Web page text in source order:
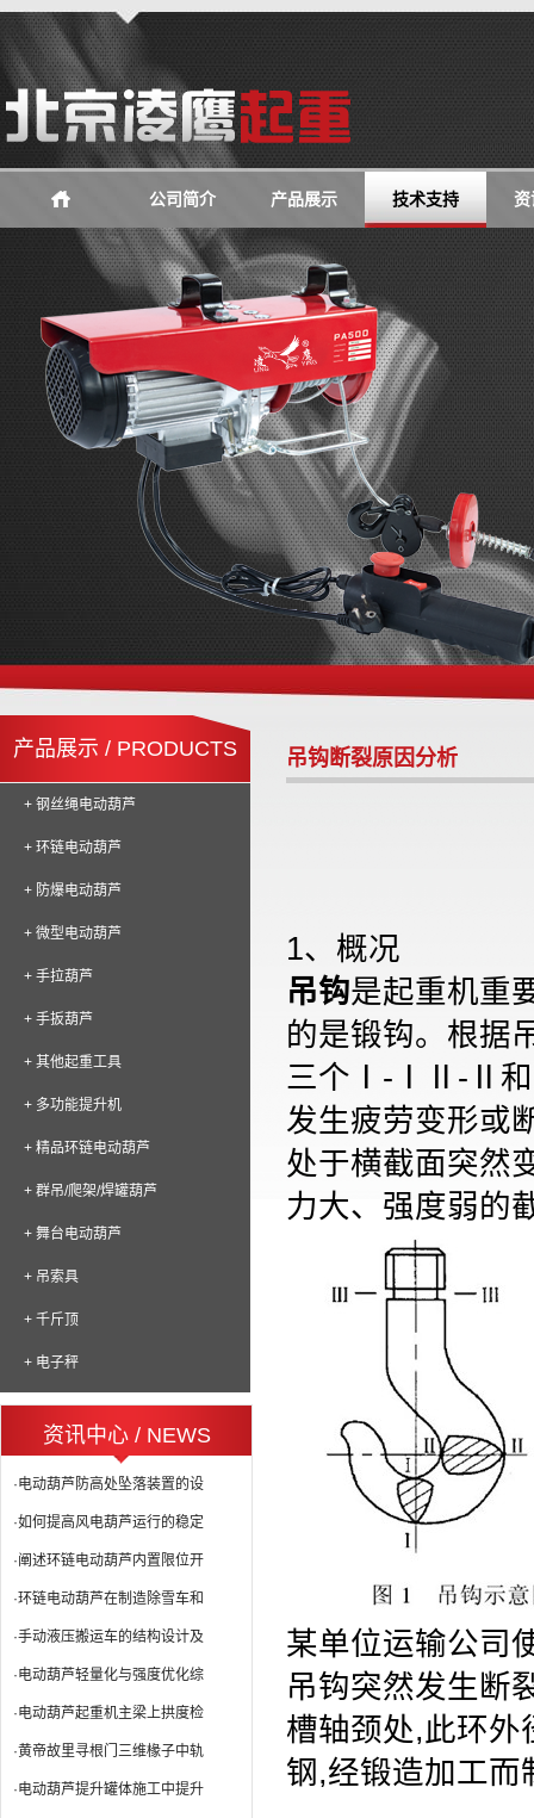
公司简介 产品展示 技术支持
产品展示 / PRODUCTS
+ 钢丝绳电动葫芦
+ 环链电动葫芦
+ 防爆电动葫芦
+ 微型电动葫芦
+ 手拉葫芦
+ 手扳葫芦
+ 其他起重工具
+ 多功能提升机
+ 精品环链电动葫芦
+ 群吊/爬架/焊罐葫芦
+ 舞台电动葫芦
+ 吊索具
+ 千斤顶
+ 电子秤
资讯中心 / NEWS
·电动葫芦防高处坠落装置的设
·如何提高风电葫芦运行的稳定
·阐述环链电动葫芦内置限位开
·环链电动葫芦在制造除雪车和
·手动液压搬运车的结构设计及
·电动葫芦轻量化与强度优化综
·电动葫芦起重机主梁上拱度检
·黄帝故里寻根门三维椽子中轨
·电动葫芦提升罐体施工中提升
吊钩断裂原因分析
1、概况
吊钩是起重机重
的是锻钩。根据
三个Ⅰ-ⅠⅡ-Ⅱ和
发生疲劳变形或
处于横截面突然
力大、强度弱的
某单位运输公司
吊钩突然发生断
槽轴颈处,此环外
钢,经锻造加工而